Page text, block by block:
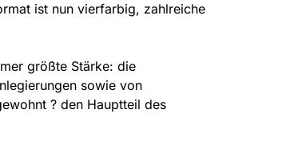
ist nun vierfarbig, zahlreiche
größte Stärke: die
sowie von
? den Hauptteil des